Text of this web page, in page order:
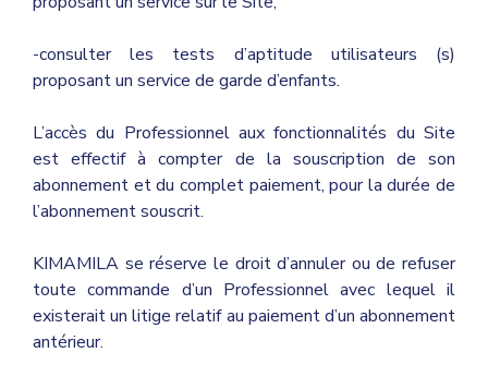
-consulter les tests d’aptitude utilisateurs (s)
proposant un service de garde d’enfants.
L’accès du Professionnel aux fonctionnalités du Site
est effectif à compter de la souscription de son
abonnement et du complet paiement, pour la durée de
l’abonnement souscrit.
KIMAMILA se réserve le droit d’annuler ou de refuser
toute commande d’un Professionnel avec lequel il
existerait un litige relatif au paiement d’un abonnement
antérieur.